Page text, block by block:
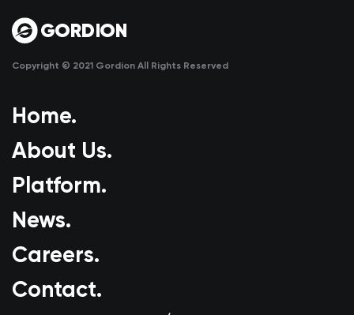
Copyright © 2021 Gordion All Rights Reserved
Home.
About Us.
Platform.
News.
Careers.
Contact.